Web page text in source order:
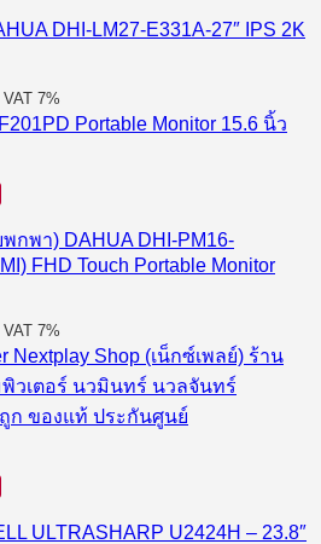
DHI-LM27-E331A-27″ IPS 2K
7%
กพา) DAHUA DHI-PM16-
FHD Touch Portable Monitor
7%
ULTRASHARP U2424H – 23.8″